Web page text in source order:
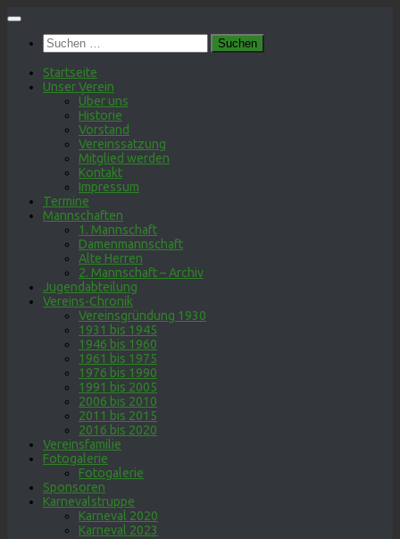
Zum
springenSuchen
nach:
Startseite
Unser Verein
Über uns
Historie
Vorstand
Vereinssatzung
Mitglied werden
Kontakt
Impressum
Termine
Mannschaften
1. Mannschaft
Damenmannschaft
Alte Herren
2. Mannschaft – Archiv
Jugendabteilung
Vereins-Chronik
Vereinsgründung 1930
1931 bis 1945
1946 bis 1960
1961 bis 1975
1976 bis 1990
1991 bis 2005
2006 bis 2010
2011 bis 2015
2016 bis 2020
Vereinsfamilie
Fotogalerie
Fotogalerie
Sponsoren
Karnevalstruppe
Karneval 2020
Karneval 2023